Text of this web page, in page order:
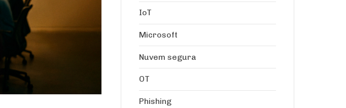
IoT
Microsoft
Nuvem segura
OT
Phishing